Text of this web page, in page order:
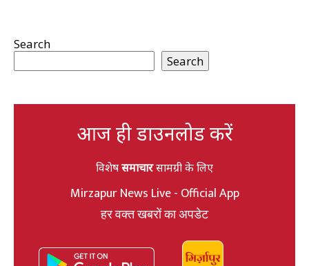
Search
Search
आज ही डाउनलोड करें
विशेषसमाचारसामग्री के लिए
Mirzapur News Live - Official App
हर वक्त खबरों का अपडेट